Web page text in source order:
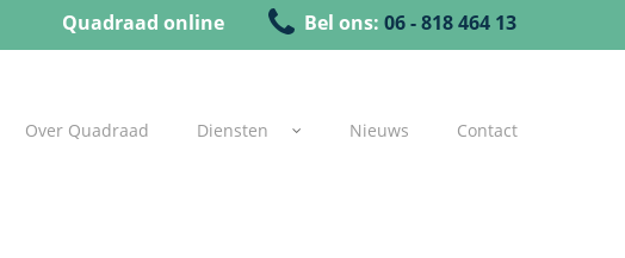
Quadraad online Bel ons: 06 - 818 464 13
Over Quadraad Diensten Nieuws Contact